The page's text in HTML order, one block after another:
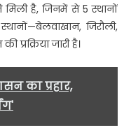
है, जिनमें से 5 स्थानों
जिरौली,
जारी है।
का प्रहार,